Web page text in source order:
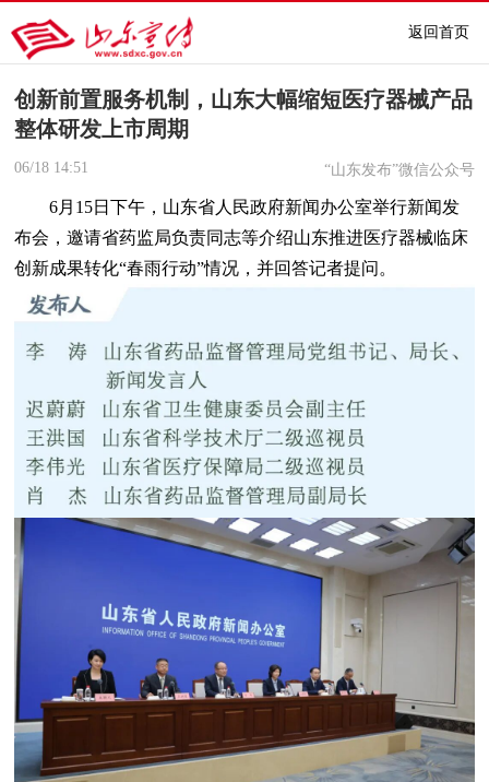
返回首页
创新前置服务机制，山东大幅缩短医疗器械产品
整体研发上市周期
06/18 14:51 “山东发布”微信公众号
6月15日下午，山东省人民政府新闻办公室举行新闻发
布会，邀请省药监局负责同志等介绍山东推进医疗器械临床
创新成果转化“春雨行动”情况，并回答记者提问。